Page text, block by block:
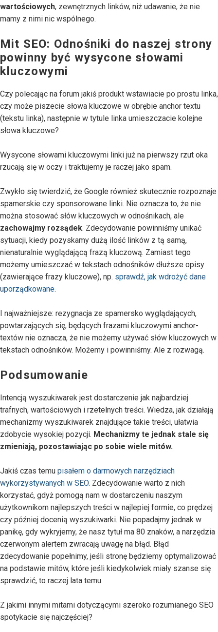
wartościowych, zewnętrznych linków, niż udawanie, że nie
mamy z nimi nic wspólnego.
Mit SEO: Odnośniki do naszej strony
powinny być wysycone słowami
kluczowymi
Czy polecając na forum jakiś produkt wstawiacie po prostu linka,
czy może piszecie słowa kluczowe w obrębie anchor textu
(tekstu linka), następnie w tytule linka umieszczacie kolejne
słowa kluczowe?
Wysycone słowami kluczowymi linki już na pierwszy rzut oka
rzucają się w oczy i traktujemy je raczej jako spam.
Zwykło się twierdzić, że Google również skutecznie rozpoznaje
spamerskie czy sponsorowane linki. Nie oznacza to, że nie
można stosować słów kluczowych w odnośnikach, ale
zachowajmy rozsądek. Zdecydowanie powinniśmy unikać
sytuacji, kiedy pozyskamy dużą ilość linków z tą samą,
nienaturalnie wyglądającą frazą kluczową. Zamiast tego
możemy umieszczać w tekstach odnośników dłuższe opisy
(zawierające frazy kluczowe), np. sprawdź, jak wdrożyć dane
uporządkowane.
I najważniejsze: rezygnacja ze spamersko wyglądających,
powtarzających się, będących frazami kluczowymi anchor-
textów nie oznacza, że nie możemy używać słów kluczowych w
tekstach odnośników. Możemy i powinniśmy. Ale z rozwagą.
Podsumowanie
Intencją wyszukiwarek jest dostarczenie jak najbardziej
trafnych, wartościowych i rzetelnych treści. Wiedza, jak działają
mechanizmy wyszukiwarek znajdujące takie treści, ułatwia
zdobycie wysokiej pozycji. Mechanizmy te jednak stale się
zmieniają, pozostawiając po sobie wiele mitów.
Jakiś czas temu pisałem o darmowych narzędziach
wykorzystywanych w SEO. Zdecydowanie warto z nich
korzystać, gdyż pomogą nam w dostarczeniu naszym
użytkownikom najlepszych treści w najlepiej formie, co prędzej
czy później docenią wyszukiwarki. Nie popadajmy jednak w
panikę, gdy wykryjemy, że nasz tytuł ma 80 znaków, a narzędzia
czerwonym alertem zwracają uwagę na błąd. Błąd
zdecydowanie popełnimy, jeśli stronę będziemy optymalizować
na podstawie mitów, które jeśli kiedykolwiek miały szanse się
sprawdzić, to raczej lata temu.
Z jakimi innymi mitami dotyczącymi szeroko rozumianego SEO
spotykacie się najczęściej?